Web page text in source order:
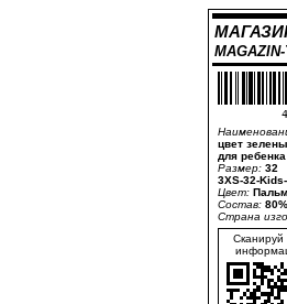
цвет
для
Размер: 32
3XS-32-
Цвет:
Состав:
Страна
Сканируй